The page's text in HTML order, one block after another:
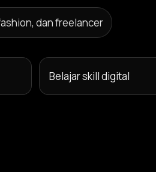
dan freelancer
Belajar skill digital